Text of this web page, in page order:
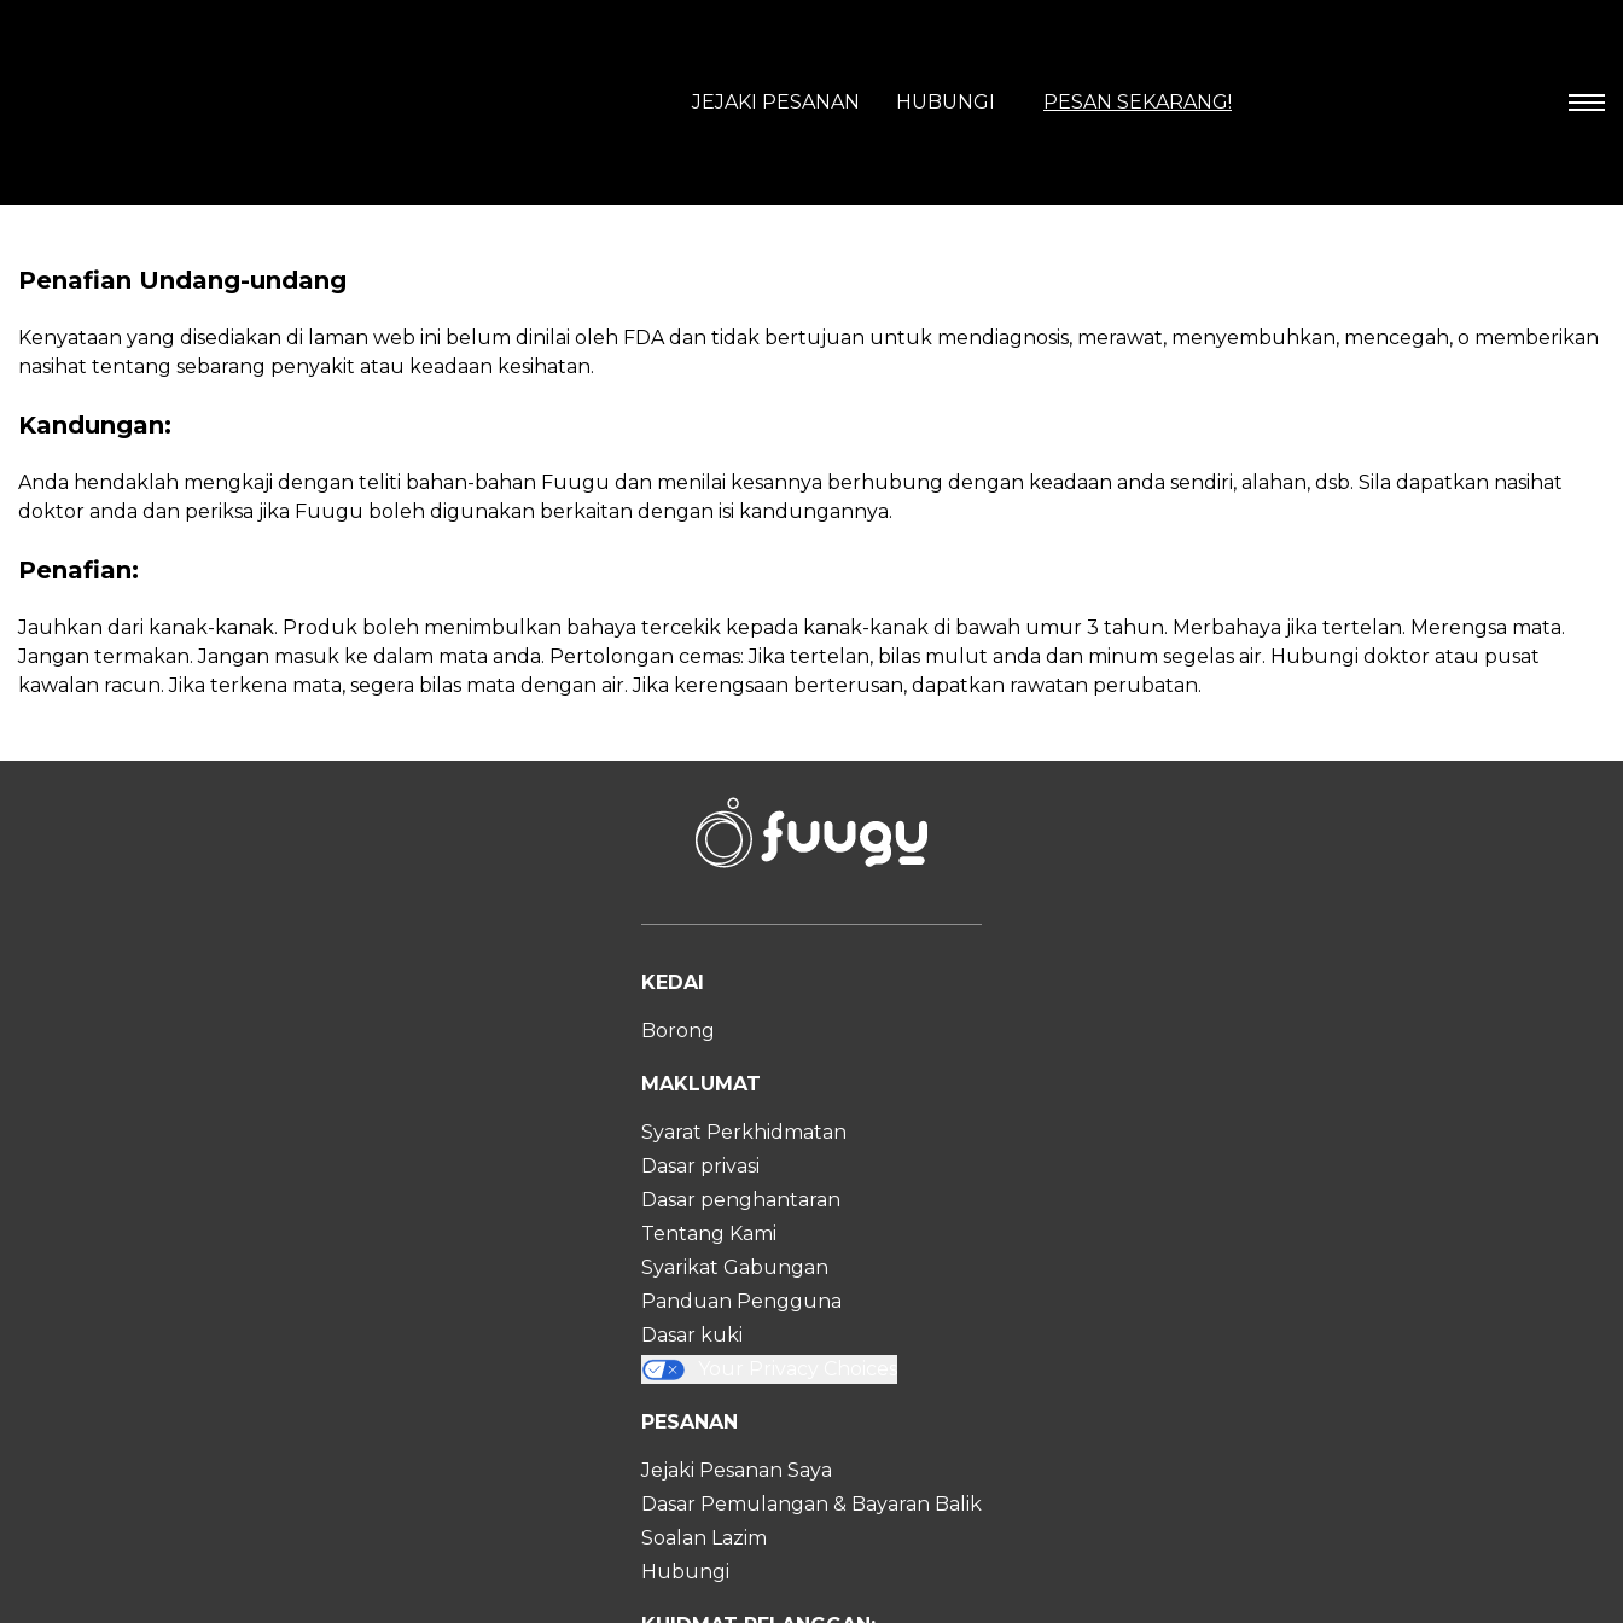
JEJAKI PESANAN HUBUNGI PESAN SEKARANG!
Penafian Undang-undang
Kenyataan yang disediakan di laman web ini belum dinilai oleh FDA dan tidak bertujuan untuk mendiagnosis, merawat, menyembuhkan, mencegah, o memberikan
nasihat tentang sebarang penyakit atau keadaan kesihatan.
Kandungan:
Anda hendaklah mengkaji dengan teliti bahan-bahan Fuugu dan menilai kesannya berhubung dengan keadaan anda sendiri, alahan, dsb. Sila dapatkan nasihat
doktor anda dan periksa jika Fuugu boleh digunakan berkaitan dengan isi kandungannya.
Penafian:
Jauhkan dari kanak-kanak. Produk boleh menimbulkan bahaya tercekik kepada kanak-kanak di bawah umur 3 tahun. Merbahaya jika tertelan. Merengsa mata.
Jangan termakan. Jangan masuk ke dalam mata anda. Pertolongan cemas: Jika tertelan, bilas mulut anda dan minum segelas air. Hubungi doktor atau pusat
kawalan racun. Jika terkena mata, segera bilas mata dengan air. Jika kerengsaan berterusan, dapatkan rawatan perubatan.
KEDAI
Borong
MAKLUMAT
Syarat Perkhidmatan
Dasar privasi
Dasar penghantaran
Tentang Kami
Syarikat Gabungan
Panduan Pengguna
Dasar kuki
PESANAN
Jejaki Pesanan Saya
Dasar Pemulangan & Bayaran Balik
Soalan Lazim
Hubungi